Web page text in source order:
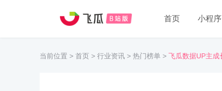
首页 小程序
当前位置 > 首页 > 行业资讯 > 热门榜单 > 飞瓜数据UP主